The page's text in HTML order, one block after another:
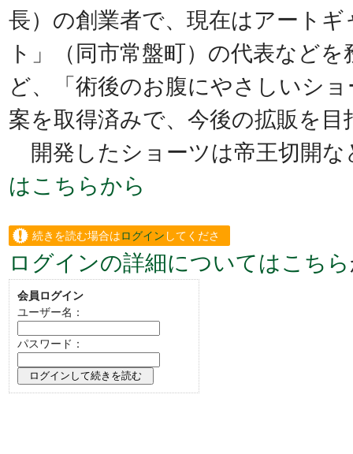
長）の創業者で、現在はアート
ト」（同市常盤町）の代表など
ど、「術後のお腹にやさしいシ
案を取得済みで、今後の拡販を目
開発したショーツは帝王切開な
はこちらから
続きを読む場合はログイン してくださ
い。
ログインの詳細についてはこちら
会員ログイン
ユーザー名：
パスワード：